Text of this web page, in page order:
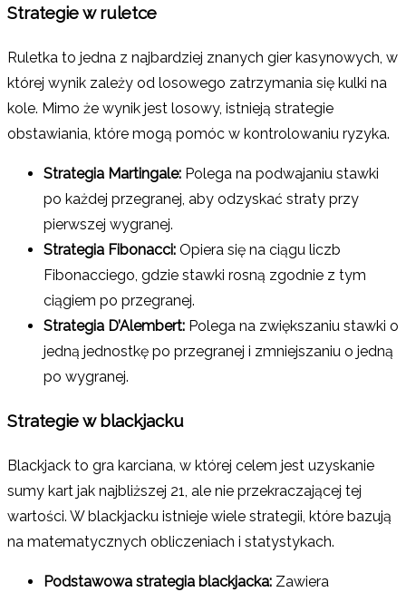
Strategie w ruletce
Ruletka to jedna z najbardziej znanych gier kasynowych, w
której wynik zależy od losowego zatrzymania się kulki na
kole. Mimo że wynik jest losowy, istnieją strategie
obstawiania, które mogą pomóc w kontrolowaniu ryzyka.
Strategia Martingale: Polega na podwajaniu stawki
po każdej przegranej, aby odzyskać straty przy
pierwszej wygranej.
Strategia Fibonacci: Opiera się na ciągu liczb
Fibonacciego, gdzie stawki rosną zgodnie z tym
ciągiem po przegranej.
Strategia D’Alembert: Polega na zwiększaniu stawki o
jedną jednostkę po przegranej i zmniejszaniu o jedną
po wygranej.
Strategie w blackjacku
Blackjack to gra karciana, w której celem jest uzyskanie
sumy kart jak najbliższej 21, ale nie przekraczającej tej
wartości. W blackjacku istnieje wiele strategii, które bazują
na matematycznych obliczeniach i statystykach.
Podstawowa strategia blackjacka: Zawiera